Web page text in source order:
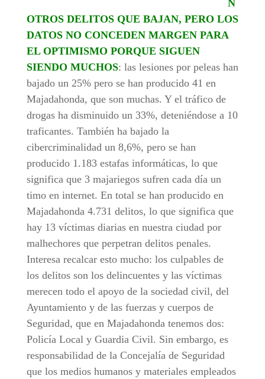
N
OTROS DELITOS QUE BAJAN, PERO LOS
DATOS NO CONCEDEN MARGEN PARA
EL OPTIMISMO PORQUE SIGUEN
SIENDO MUCHOS: las lesiones por peleas han
bajado un 25% pero se han producido 41 en
Majadahonda, que son muchas. Y el tráfico de
drogas ha disminuido un 33%, deteniéndose a 10
traficantes. También ha bajado la
cibercriminalidad un 8,6%, pero se han
producido 1.183 estafas informáticas, lo que
significa que 3 majariegos sufren cada día un
timo en internet. En total se han producido en
Majadahonda 4.731 delitos, lo que significa que
hay 13 víctimas diarias en nuestra ciudad por
malhechores que perpetran delitos penales.
Interesa recalcar esto mucho: los culpables de
los delitos son los delincuentes y las víctimas
merecen todo el apoyo de la sociedad civil, del
Ayuntamiento y de las fuerzas y cuerpos de
Seguridad, que en Majadahonda tenemos dos:
Policía Local y Guardia Civil. Sin embargo, es
responsabilidad de la Concejalía de Seguridad
que los medios humanos y materiales empleados